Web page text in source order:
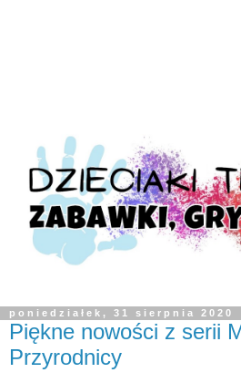
poniedziałek, 31 sierpnia 2020
Piękne nowości z serii
Przyrodnicy